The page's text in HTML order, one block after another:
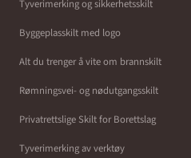
Tyverimerking og sikkerhetsskilt
Byggeplasskilt med logo
Alt du trenger å vite om brannskilt
Rømningsvei- og nødutgangsskilt
Privatrettslige Skilt for Borettslag
Tyverimerking av verktøy